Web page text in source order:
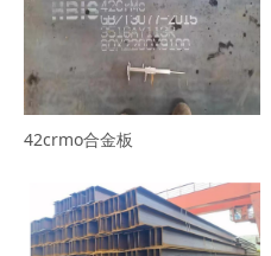
42crmo合金板